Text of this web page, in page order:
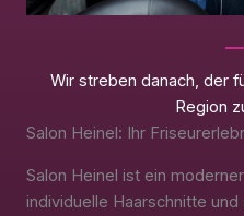
Wir streben danach, der
Region
Salon Heinel: Ihr
Salon Heinel ist ein
individuelle Haarschnitte